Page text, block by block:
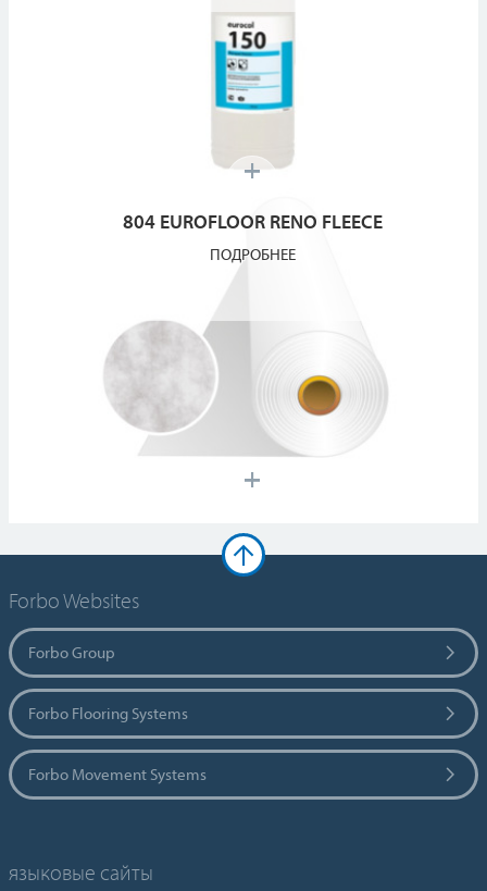
804 EUROFLOOR RENO FLEECE
ПОДРОБНЕЕ
Forbo Websites
Forbo Group
Forbo Flooring Systems
Forbo Movement Systems
языковые сайты